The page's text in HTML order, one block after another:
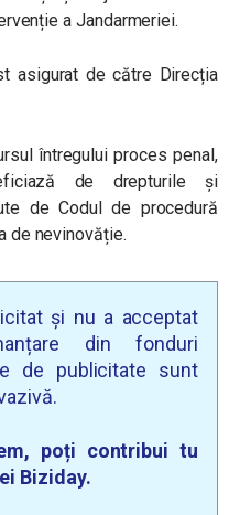
a Jandarmeriei.
asigurat de către Direcția
întregului proces penal,
de drepturile și
de Codul de procedură
de nevinovăție.
și nu a acceptat
din fonduri
de publicitate sunt
poți contribui tu
Biziday.